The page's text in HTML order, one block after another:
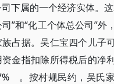
下属的一个经济实体。
”和“化工个体总公司”
占据。吴仁宝四个儿子
金指扣除所得税后的净
。按村规民约，吴氏